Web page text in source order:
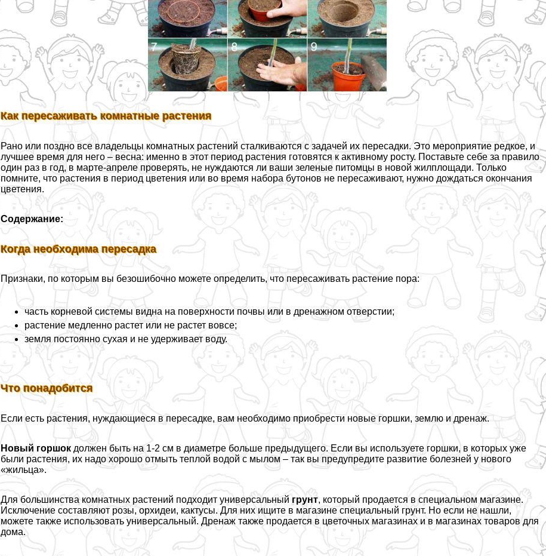
Как пересаживать комнатные растения
Рано или поздно все владельцы комнатных растений сталкиваются с задачей их пересадки. Это мероприятие редкое, и
лучшее время для него – весна: именно в этот период растения готовятся к активному росту. Поставьте себе за правило
один раз в год, в марте-апреле проверять, не нуждаются ли ваши зеленые питомцы в новой жилплощади. Только
помните, что растения в период цветения или во время набора бутонов не пересаживают, нужно дождаться окончания
цветения.
Содержание:
Когда необходима пересадка
Признаки, по которым вы безошибочно можете определить, что пересаживать растение пора:
часть корневой системы видна на поверхности почвы или в дренажном отверстии;
растение медленно растет или не растет вовсе;
земля постоянно сухая и не удерживает воду.
Что понадобится
Если есть растения, нуждающиеся в пересадке, вам необходимо приобрести новые горшки, землю и дренаж.
Новый горшок должен быть на 1-2 см в диаметре больше предыдущего. Если вы используете горшки, в которых уже
были растения, их надо хорошо отмыть теплой водой с мылом – так вы предупредите развитие болезней у нового
«жильца».
Для большинства комнатных растений подходит универсальныйгрунт, который продается в специальном магазине.
Исключение составляют розы, орхидеи, кактусы. Для них ищите в магазине специальный грунт. Но если не нашли,
можете также использовать универсальный. Дренаж также продается в цветочных магазинах и в магазинах товаров для
дома.